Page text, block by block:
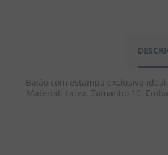
Balão com estampa exclusiva
Material: Latex. Tamanho 10.